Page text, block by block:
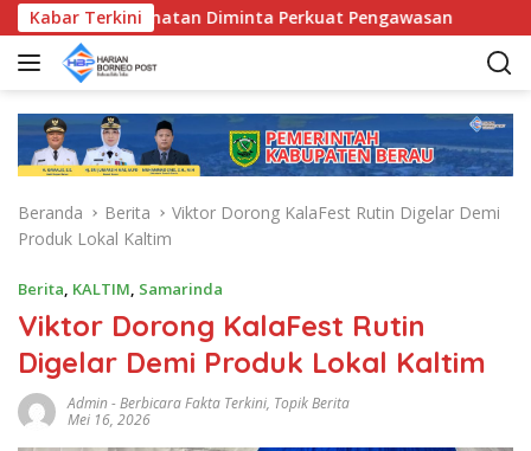
a
Kabar Terkini
Kecamatan Diminta Perkuat Pengawasan
Beranda Berita
Viktor Dorong KalaFest Rutin Digelar Demi
Produk Lokal Kaltim
Berita, KALTIM, Samarinda
Viktor Dorong KalaFest Rutin
Digelar Demi Produk Lokal Kaltim
Admin-Berbicara Fakta Terkini, Topik Berita
Mei 16, 2026